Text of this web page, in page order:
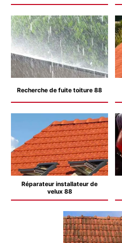
Recherche de fuite toiture 88
Réparateur installateur de
velux 88